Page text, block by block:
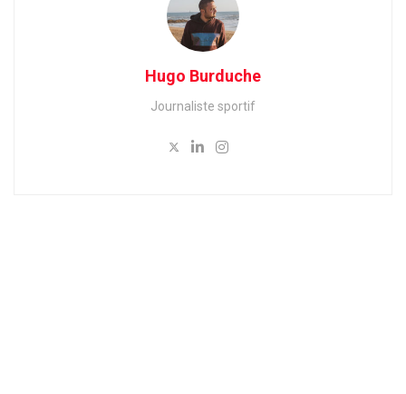
Hugo Burduche
Journaliste sportif